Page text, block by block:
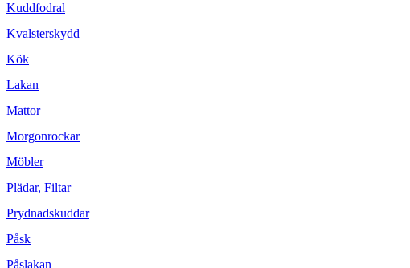
Kuddfodral
Kvalsterskydd
Kök
Lakan
Mattor
Morgonrockar
Möbler
Plädar, Filtar
Prydnadskuddar
Påsk
Påslakan